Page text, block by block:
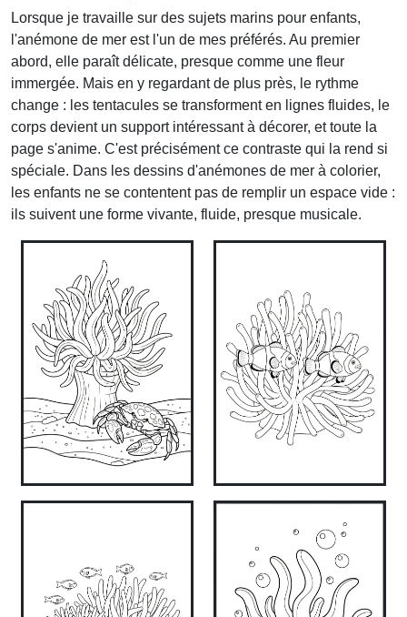
Lorsque je travaille sur des sujets marins pour enfants,
l'anémone de mer est l'un de mes préférés. Au premier
abord, elle paraît délicate, presque comme une fleur
immergée. Mais en y regardant de plus près, le rythme
change : les tentacules se transforment en lignes fluides, le
corps devient un support intéressant à décorer, et toute la
page s'anime. C'est précisément ce contraste qui la rend si
spéciale. Dans les dessins d'anémones de mer à colorier,
les enfants ne se contentent pas de remplir un espace vide :
ils suivent une forme vivante, fluide, presque musicale.